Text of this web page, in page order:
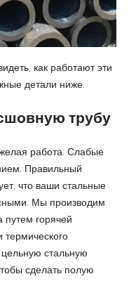
как работают эти
детали ниже.
трубу
работа. Слабые
Правильный
что ваши стальные
Мы производим
путем горячей
термического
стальную
сделать полую